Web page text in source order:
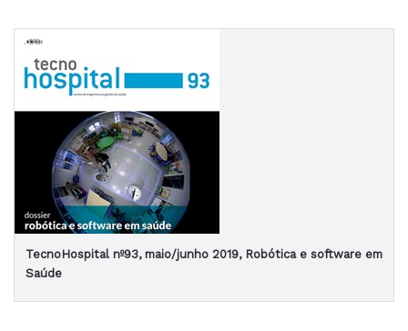
TecnoHospital nº93, maio/junho 2019, Robótica e software em
Saúde